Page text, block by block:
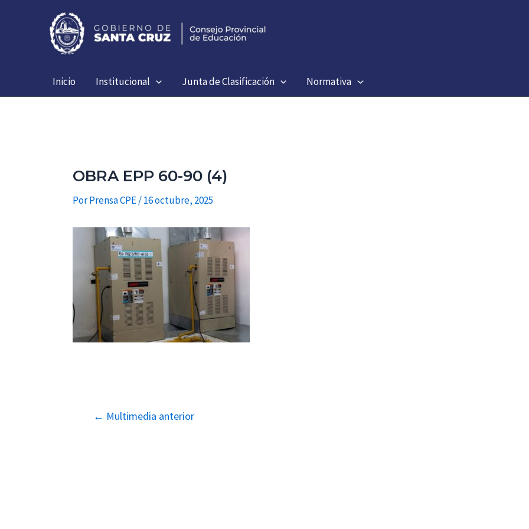
Inicio Institucional Junta de Clasificación Normativa
OBRA EPP 60-90 (4)
PorPrensa CPE/16 octubre, 2025
Navegación
← Multimedia anterior